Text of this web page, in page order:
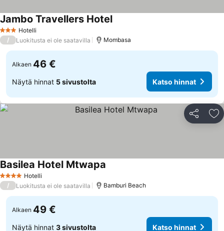
3 Tähtiluokitus
Hotelli
Jambo Travellers HotelKatso hinnat
/ Luokitusta ei ole saatavilla Mombasa
Alkaen 46 €
Näytä hinnat 5 sivustolta Katso hinnat
Jaa
4 Tähtiluokitus
Hotelli
Basilea Hotel Mtwapa
/ Luokitusta ei ole saatavilla Bamburi Beach
Alkaen 49 €
Näytä hinnat 3 sivustolta Katso hinnat